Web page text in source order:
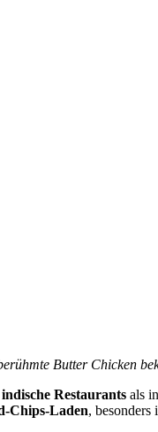
Butter Chicken
indische Restaurants als
Chips-Laden,